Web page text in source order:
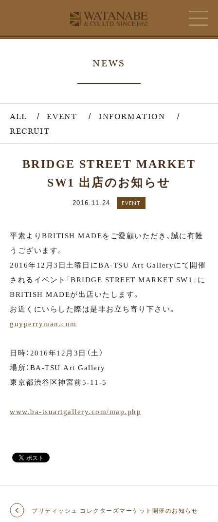
NEWS
ALL EVENT
INFORMATION
RECRUIT
BRIDGE STREET MARKET
SW1 出店のお知らせ
2016.11.24 EVENT
平素よりBRITISH MADEをご愛顧いただき、誠に有難
うございます。
2016年12月3日土曜日にBA-TSU Art Galleryにて開催
されるイベント「BRIDGE STREET MARKET SW1」に
BRITISH MADEが出店いたします。
お近くにいらした際は是非お立ち寄り下さい。
guyperryman.com
日時：2016年12月3日（土）
場所：BA-TSU Art Gallery
東京都渋谷区神宮前5-11-5
www.ba-tsuartgallery.com/map.php
ブリティッシュ コレクターズマーケット開催のお知らせ